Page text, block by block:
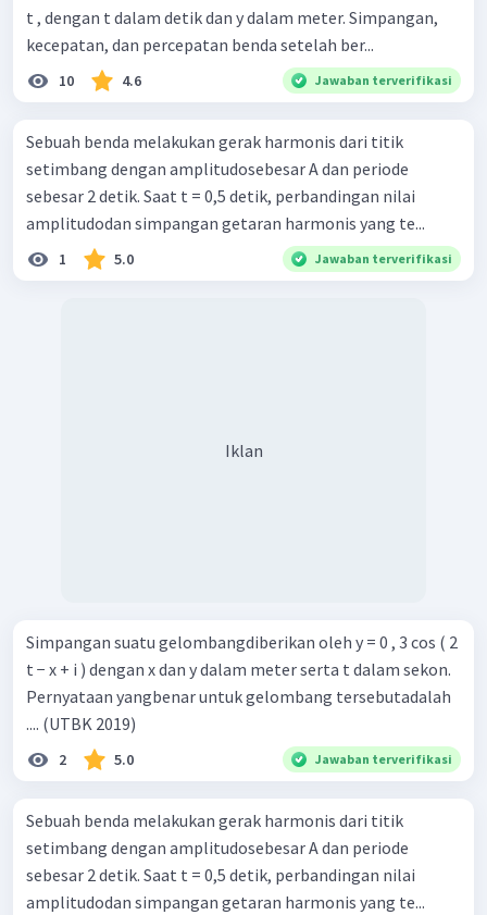
t , dengan t dalam detik dan y dalam meter. Simpangan,
kecepatan, dan percepatan benda setelah ber...
10 4.6 Jawaban terverifikasi
Sebuah benda melakukan gerak harmonis dari titik
setimbang dengan amplitudosebesar A dan periode
sebesar 2 detik. Saat t = 0,5 detik, perbandingan nilai
amplitudodan simpangan getaran harmonis yang te...
1 5.0 Jawaban terverifikasi
Iklan
Simpangan suatu gelombangdiberikan oleh y = 0 , 3 cos ( 2
t − x + i ) dengan x dan y dalam meter serta t dalam sekon.
Pernyataan yangbenar untuk gelombang tersebutadalah
.... (UTBK 2019)
2 5.0 Jawaban terverifikasi
Sebuah benda melakukan gerak harmonis dari titik
setimbang dengan amplitudosebesar A dan periode
sebesar 2 detik. Saat t = 0,5 detik, perbandingan nilai
amplitudodan simpangan getaran harmonis yang te...